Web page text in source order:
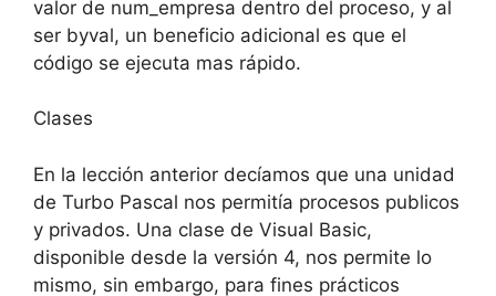
valor de num_empresa dentro del proceso, y al
ser byval, un beneficio adicional es que el
código se ejecuta mas rápido.
Clases
En la lección anterior decíamos que una unidad
de Turbo Pascal nos permitía procesos publicos
y privados. Una clase de Visual Basic,
disponible desde la versión 4, nos permite lo
mismo, sin embargo, para fines prácticos